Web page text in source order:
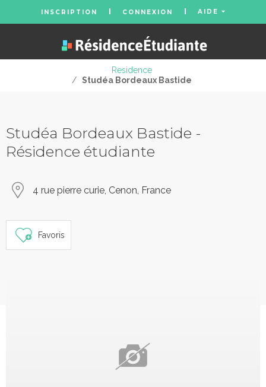
INSCRIPTION CONNEXION AIDE
Residence
/ Studéa Bordeaux Bastide
Studéa Bordeaux Bastide -
Résidence étudiante
4 rue pierre curie, Cenon, France
Favoris